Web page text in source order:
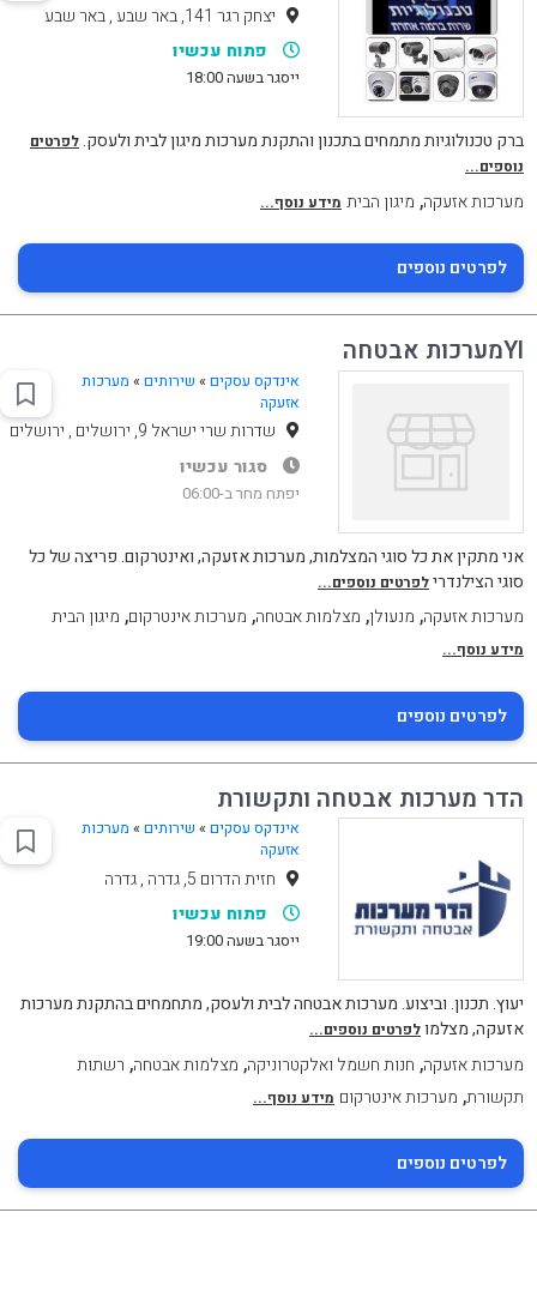
יצחק רגר 141, באר שבע , באר שבע
פתוח עכשיו
ייסגר בשעה 18:00
ברק טכנולוגיות מתמחים בתכנון והתקנת מערכות מיגון לבית ולעסק.לפרטים
נוספים...
מערכות אזעקה, מיגון הבית מידע נוסף...
לפרטים נוספים
Ylמערכות אבטחה
אינדקס עסקים » שירותים» מערכות
אזעקה
שדרות שרי ישראל 9, ירושלים , ירושלים
סגור עכשיו
יפתח מחר ב-06:00
אני מתקין את כל סוגי המצלמות, מערכות אזעקה, ואינטרקום. פריצה של כל
סוגי הצילנדרילפרטים נוספים...
מערכות אזעקה, מנעולן, מצלמות אבטחה, מערכות אינטרקום, מיגון הבית
מידע נוסף...
לפרטים נוספים
הדר מערכות אבטחה ותקשורת
אינדקס עסקים » שירותים» מערכות
אזעקה
חזית הדרום 5, גדרה , גדרה
פתוח עכשיו
ייסגר בשעה 19:00
יעוץ. תכנון. וביצוע. מערכות אבטחה לבית ולעסק, מתחמחים בהתקנת מערכות
אזעקה, מצלמולפרטים נוספים...
מערכות אזעקה, חנות חשמל ואלקטרוניקה, מצלמות אבטחה, רשתות
תקשורת, מערכות אינטרקום מידע נוסף...
לפרטים נוספים